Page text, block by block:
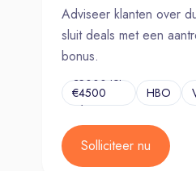
Adviseer klanten over
sluit deals met een
bonus.
€3000 tot
€4500
p/m
HBO
Solliciteer nu